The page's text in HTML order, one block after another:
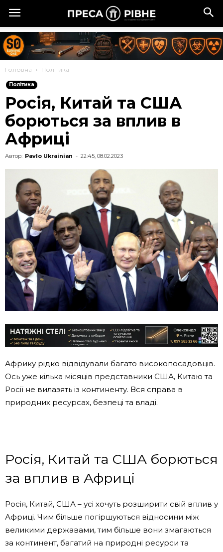
Головна Політика
Політика
Росія, Китай та США
борються за вплив в
Африці
Автор: Pavlo Ukrainian - 22:45, 08.02.2023
Африку рідко відвідували багато високопосадовців.
Ось уже кілька місяців представники США, Китаю та
Росії не вилазять із континенту. Вся справа в
природних ресурсах, безпеці та владі.
Росія, Китай та США борються
за вплив в Африці
Росія, Китай, США – усі хочуть розширити свій вплив у
Африці. Чим більше погіршуються відносини між
великими державами, тим більше вони змагаються
за континент, багатий на природні ресурси та